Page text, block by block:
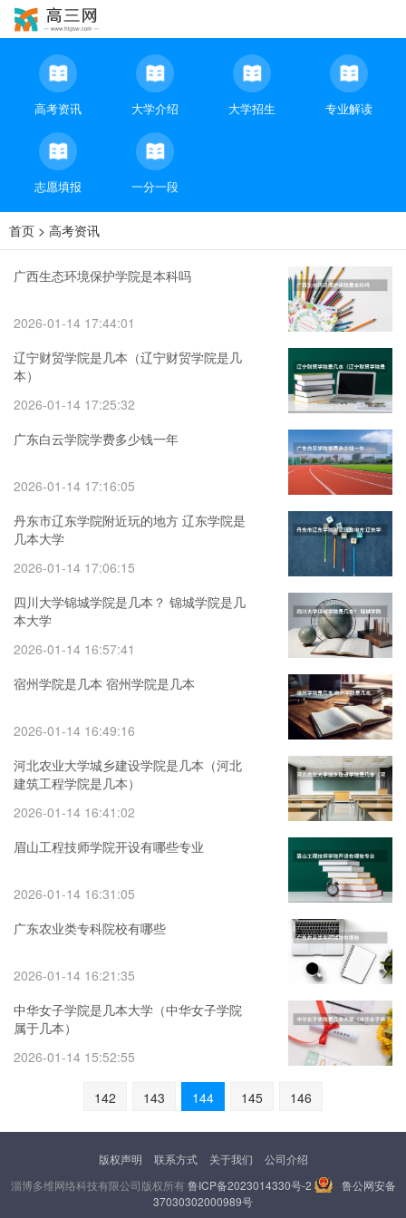
高考资讯 大学介绍 大学招生 专业解读
志愿填报 一分一段
首页 > 高考资讯
广西生态环境保护学院是本科吗
2026-01-14 17:44:01
辽宁财贸学院是几本（辽宁财贸学院是几
本）
2026-01-14 17:25:32
广东白云学院学费多少钱一年
2026-01-14 17:16:05
丹东市辽东学院附近玩的地方 辽东学院是
几本大学
2026-01-14 17:06:15
四川大学锦城学院是几本？ 锦城学院是几
本大学
2026-01-14 16:57:41
宿州学院是几本 宿州学院是几本
2026-01-14 16:49:16
河北农业大学城乡建设学院是几本（河北
建筑工程学院是几本）
2026-01-14 16:41:02
眉山工程技师学院开设有哪些专业
2026-01-14 16:31:05
广东农业类专科院校有哪些
2026-01-14 16:21:35
中华女子学院是几本大学（中华女子学院
属于几本）
2026-01-14 15:52:55
142 143 144 145 146
版权声明 联系方式 关于我们
公司介绍
淄博多维网络科技有限公司版权所有鲁ICP备2023014330号-2
鲁公网安备
37030302000989号